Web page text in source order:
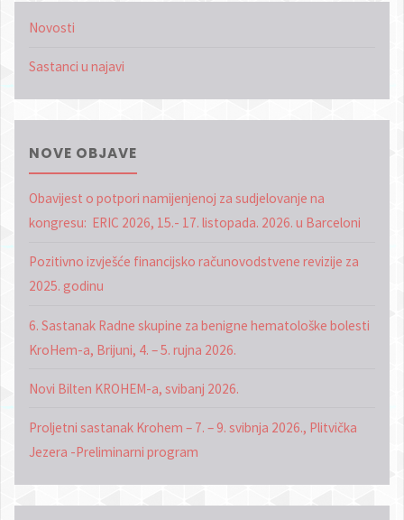
Novosti
Sastanci u najavi
NOVE OBJAVE
Obavijest o potpori namijenjenoj za sudjelovanje na
kongresu: ERIC 2026, 15.- 17. listopada. 2026. u Barceloni
Pozitivno izvješće financijsko računovodstvene revizije za
2025. godinu
6. Sastanak Radne skupine za benigne hematološke bolesti
KroHem-a, Brijuni, 4. – 5. rujna 2026.
Novi Bilten KROHEM-a, svibanj 2026.
Proljetni sastanak Krohem – 7. – 9. svibnja 2026., Plitvička
Jezera -Preliminarni program